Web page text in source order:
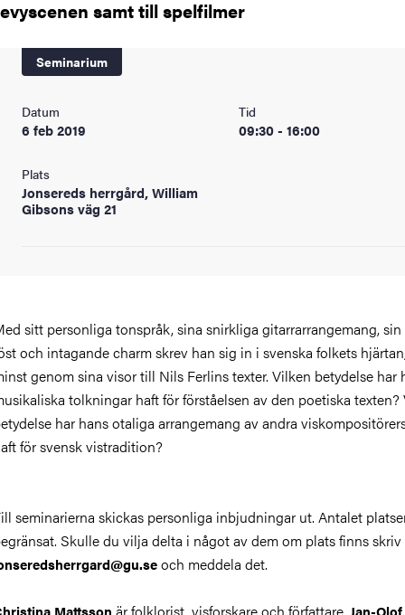
samt till spelfilmer
Seminarium
Datum
6 feb 2019
Tid
09:30 - 16:00
Plats
Jonsereds herrgård, William
Gibsons väg 21
sitt personliga tonspråk, sina snirkliga gitarrarrangemang, sin
och intagande charm skrev han sig in i svenska folkets
genom sina visor till Nils Ferlins texter. Vilken betydelse har
tolkningar haft för förståelsen av den poetiska texten?
har hans otaliga arrangemang av andra
för svensk vistradition?
seminarierna skickas personliga inbjudningar ut. Antalet
Skulle du vilja delta i något av dem om plats finns
och meddela det.
Mattsson
Jan-Olof